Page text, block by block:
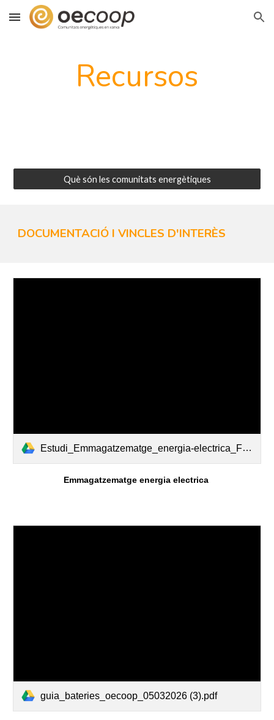
Skip to main content Skip to navigation
Recursos
Què són les comunitats energètiques
DOCUMENTACIÓ I VINCLES D'INTERÈS
Estudi_Emmagatzematge_energia-electrica_FMIT_2025 (1) (1).pdf
Emmagatzematge energia electrica
guia_bateries_oecoop_05032026 (3).pdf